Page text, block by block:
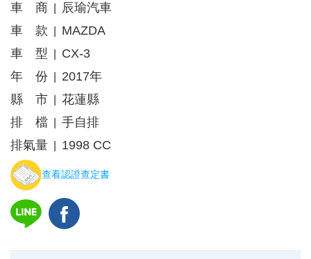
車 商
辰瑜汽車
車 款
MAZDA
車 型
CX-3
年 份
2017年
縣 市
花蓮縣
排 檔
手自排
排氣量
1998 CC
查看認證查定書